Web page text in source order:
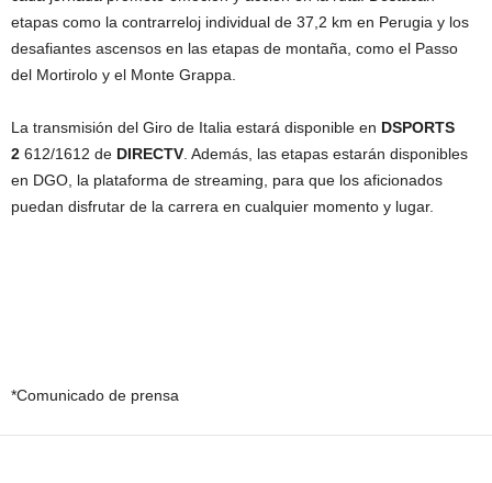
etapas como la contrarreloj individual de 37,2 km en Perugia y los
desafiantes ascensos en las etapas de montaña, como el Passo
del Mortirolo y el Monte Grappa.
La transmisión del Giro de Italia estará disponible en DSPORTS
2 612/1612 de DIRECTV. Además, las etapas estarán disponibles
en DGO, la plataforma de streaming, para que los aficionados
puedan disfrutar de la carrera en cualquier momento y lugar.
*Comunicado de prensa